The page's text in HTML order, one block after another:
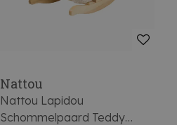
Nattou
Nattou Lapidou
Schommelpaard Teddy